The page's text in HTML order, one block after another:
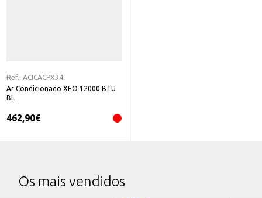
Ref.: ACICACPX34
Ar Condicionado XEO 12000 BTU
BL
462,90€
Os mais vendidos